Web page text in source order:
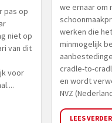
pas op
niet op
van dit
voor
we ernaar om
werken die
minmogelijk
cradle-to-
en wordt
NVZ
LEES VERDER